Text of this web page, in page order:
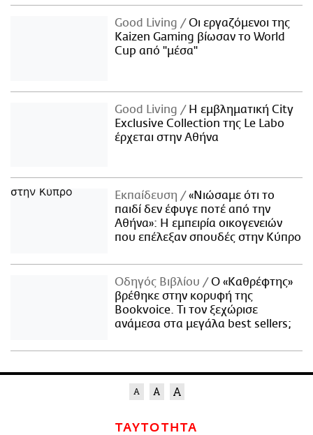
Good Living
Οι εργαζόμενοι της
Kaizen Gaming βίωσαν το World
Cup από "μέσα"
Good Living
Η εμβληματική City
Exclusive Collection της Le Labo
έρχεται στην Αθήνα
Εκπαίδευση
«Νιώσαμε ότι το
παιδί δεν έφυγε ποτέ από την
Αθήνα»: Η εμπειρία οικογενειών
που επέλεξαν σπουδές στην Κύπρο
Οδηγός Βιβλίου
Ο «Καθρέφτης»
βρέθηκε στην κορυφή της
Bookvoice. Τι τον ξεχώρισε
ανάμεσα στα μεγάλα best sellers;
ΤΑΥΤΟΤΗΤΑ